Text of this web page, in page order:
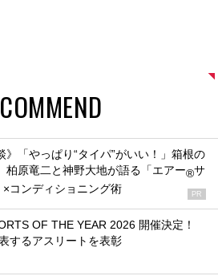
》「やっぱり“タイパ”がいい！」箱根の
柏原竜二と神野大地が語る「エアー®サ
×コンディショニング術 PR
OF THE YEAR 2026 開催決定！
するアスリートを表彰